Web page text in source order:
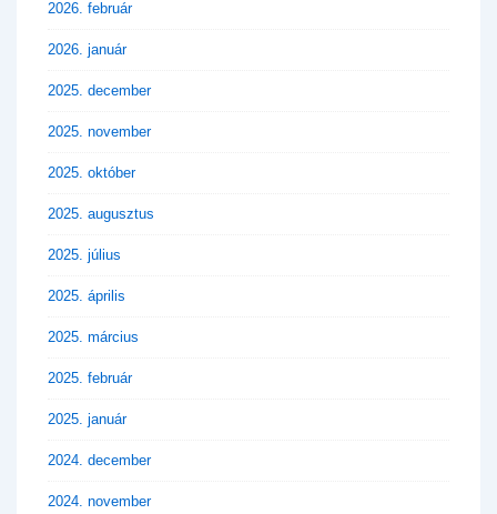
2026. február
2026. január
2025. december
2025. november
2025. október
2025. augusztus
2025. július
2025. április
2025. március
2025. február
2025. január
2024. december
2024. november